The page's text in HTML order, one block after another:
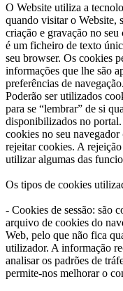
O Website utiliza a
quando visitar o Website,
criação e gravação no
é um ficheiro de texto
seu browser. Os cookies
informações que lhe são
preferências de navegação.
Poderão ser utilizados
para se “lembrar” de si
disponibilizados no portal.
cookies no seu
rejeitar cookies. A
utilizar algumas das
Os tipos de cookies
- Cookies de sessão: são
arquivo de cookies do
Web, pelo que não fica
utilizador. A informação
analisar os padrões de
permite-nos melhorar o